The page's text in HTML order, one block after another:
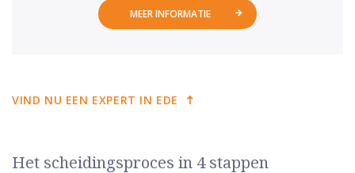
MEER INFORMATIE
VIND NU EEN EXPERT IN EDE
Het scheidingsproces in 4 stappen